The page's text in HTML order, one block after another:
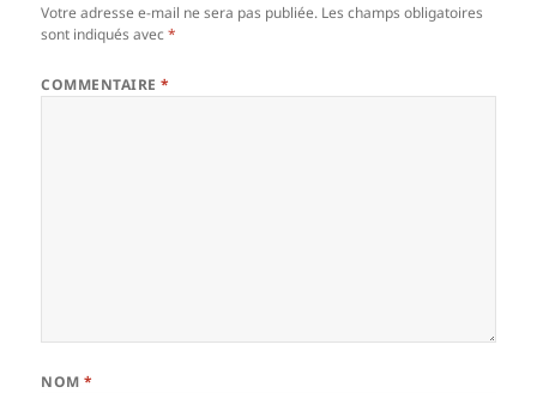
Votre adresse e-mail ne sera pas publiée. Les champs obligatoires
sont indiqués avec*
COMMENTAIRE*
NOM*